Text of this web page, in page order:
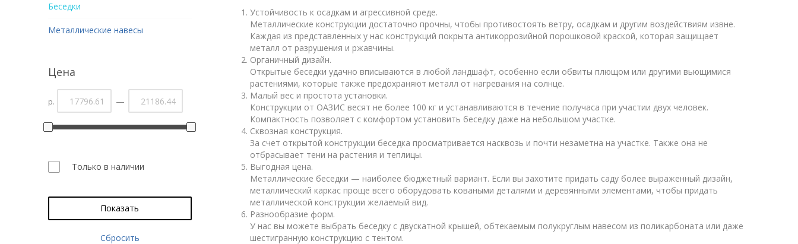
Беседки
Металлические навесы
Цена
р. —
Только в наличии
Показать
Сбросить
Устойчивость к осадкам и агрессивной среде.
Металлические конструкции достаточно прочны, чтобы противостоять ветру, осадкам и другим воздействиям извне.
Каждая из представленных у нас конструкций покрыта антикоррозийной порошковой краской, которая защищает
металл от разрушения и ржавчины.
Органичный дизайн.
Открытые беседки удачно вписываются в любой ландшафт, особенно если обвиты плющом или другими вьющимися
растениями, которые также предохраняют металл от нагревания на солнце.
Малый вес и простота установки.
Конструкции от ОАЗИС весят не более 100 кг и устанавливаются в течение получаса при участии двух человек.
Компактность позволяет с комфортом установить беседку даже на небольшом участке.
Сквозная конструкция.
За счет открытой конструкции беседка просматривается насквозь и почти незаметна на участке. Также она не
отбрасывает тени на растения и теплицы.
Выгодная цена.
Металлические беседки — наиболее бюджетный вариант. Если вы захотите придать саду более выраженный дизайн,
металлический каркас проще всего оборудовать коваными деталями и деревянными элементами, чтобы придать
металлической конструкции желаемый вид.
Разнообразие форм.
У нас вы можете выбрать беседку с двускатной крышей, обтекаемым полукруглым навесом из поликарбоната или даже
шестигранную конструкцию с тентом.